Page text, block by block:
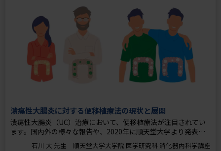
潰瘍性大腸炎に対する便移植療法の現状と展開
石川 大 先生 順天堂大学大学院 医学研究科 消化器内科学講座
潰瘍性大腸炎（UC）治療において、便移植療法が注目されてい
ます。国内外の様々な報告や、2020年に順天堂大学より発表さ
れた抗生剤併用便移植療法の治療効果について、同研究の責任著